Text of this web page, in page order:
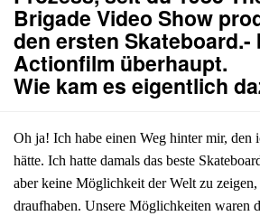
Brigade Video Show
den ersten Skateboard.-
Actionfilm überhaupt.
Wie kam es eigentlich
Oh ja! Ich habe einen Weg hinter mir, den
hätte. Ich hatte damals das beste
aber keine Möglichkeit der Welt zu zeigen,
draufhaben. Unsere Möglichkeiten waren